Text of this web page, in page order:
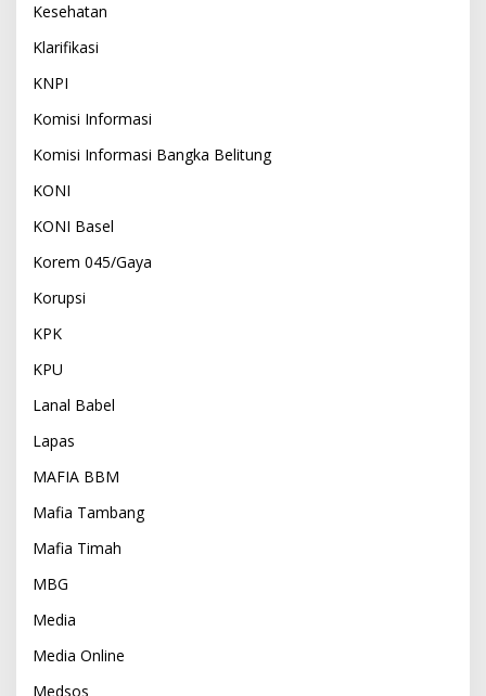
Kesehatan
Klarifikasi
KNPI
Komisi Informasi
Komisi Informasi Bangka Belitung
KONI
KONI Basel
Korem 045/Gaya
Korupsi
KPK
KPU
Lanal Babel
Lapas
MAFIA BBM
Mafia Tambang
Mafia Timah
MBG
Media
Media Online
Medsos